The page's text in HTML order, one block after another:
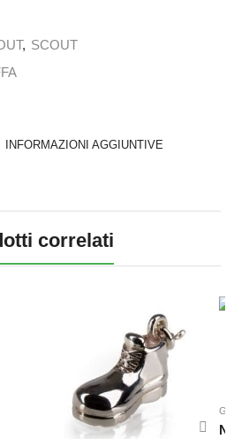
, SCOUT
INFORMAZIONI AGGIUNTIVE
correlati